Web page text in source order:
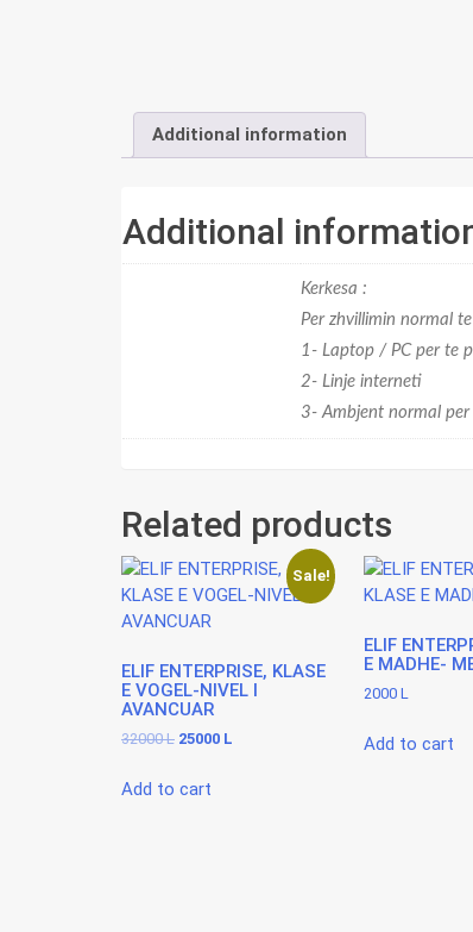
Additional information
Additional
Kerkesa :
Per zhvillimin normal
1- Laptop / PC per te
2- Linje interneti
3- Ambjent normal
Related products
Sale!
ELIF ENTERPRISE, KLASE
E VOGEL-NIVEL I
AVANCUAR
32000L Original
was:
25000 L
Add to cart
ELIF
E MADHE-
2000 L
Add to cart